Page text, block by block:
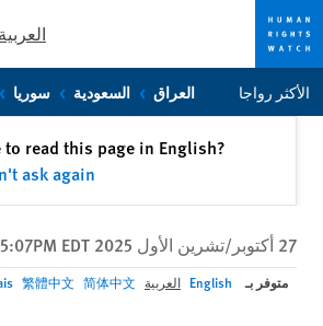
Skip
to
Skip
to
العربية
الأكثر رواجا العراق السعودية سوريا
read this page in English?
ask again
27 أكتوبر/تشرين الأول 2025 5:07PM EDT
متوفر بـ English العربية 简体中文
繁體中文